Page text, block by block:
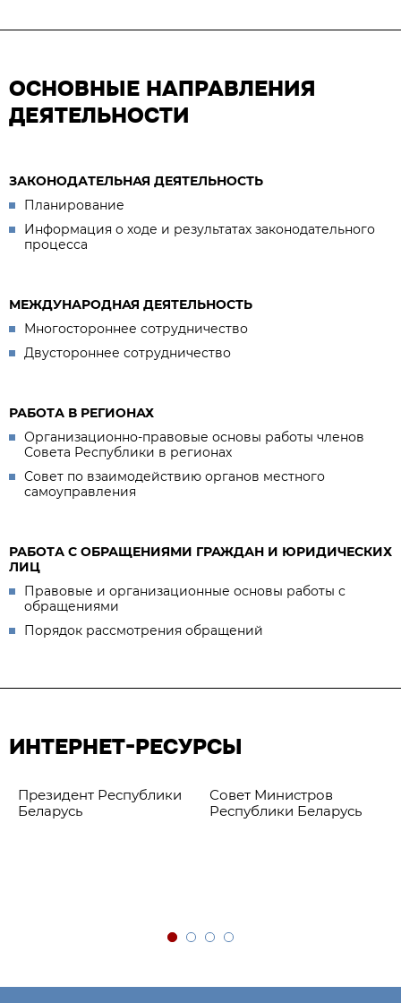
ОСНОВНЫЕ НАПРАВЛЕНИЯ
ДЕЯТЕЛЬНОСТИ
ЗАКОНОДАТЕЛЬНАЯ ДЕЯТЕЛЬНОСТЬ
Планирование
Информация о ходе и результатах законодательного
процесса
МЕЖДУНАРОДНАЯ ДЕЯТЕЛЬНОСТЬ
Многостороннее сотрудничество
Двустороннее сотрудничество
РАБОТА В РЕГИОНАХ
Организационно-правовые основы работы членов
Совета Республики в регионах
Совет по взаимодействию органов местного
самоуправления
РАБОТА С ОБРАЩЕНИЯМИ ГРАЖДАН И ЮРИДИЧЕСКИХ
ЛИЦ
Правовые и организационные основы работы с
обращениями
Порядок рассмотрения обращений
ИНТЕРНЕТ-РЕСУРСЫ
Президент Республики
Беларусь
Совет Министров
Республики Беларусь